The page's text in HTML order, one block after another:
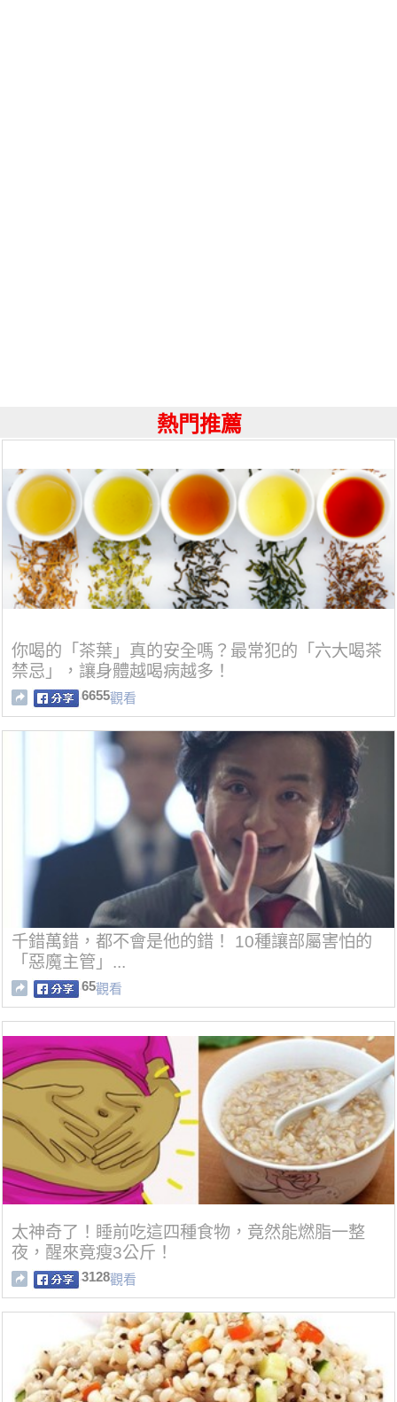
熱門推薦
你喝的「茶葉」真的安全嗎？最常犯的「六大喝茶
禁忌」，讓身體越喝病越多！
6655觀看
千錯萬錯，都不會是他的錯！ 10種讓部屬害怕的
「惡魔主管」...
65觀看
太神奇了！睡前吃這四種食物，竟然能燃脂一整
夜，醒來竟瘦3公斤！
3128觀看